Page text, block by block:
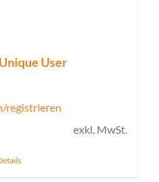
User
registrieren
exkl. MwSt.